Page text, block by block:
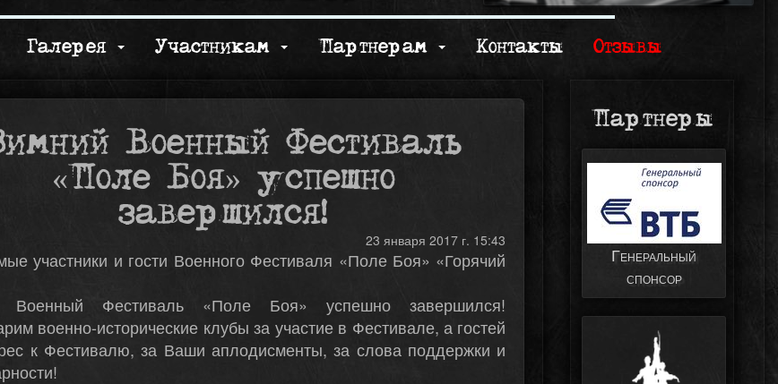
Галерея Участникам Партнерам Контакты Отзывы
Военный Фестиваль
«Поле Боя» успешно
завершился!
23 января 2017 г. 15:43
участники и гости Военного Фестиваля «Поле Боя» «Горячий
Военный Фестиваль «Поле Боя» успешно завершился!
военно-исторические клубы за участие в Фестивале, а гостей
к Фестивалю, за Ваши аплодисменты, за слова поддержки и
Партнеры
Генеральный
спонсор